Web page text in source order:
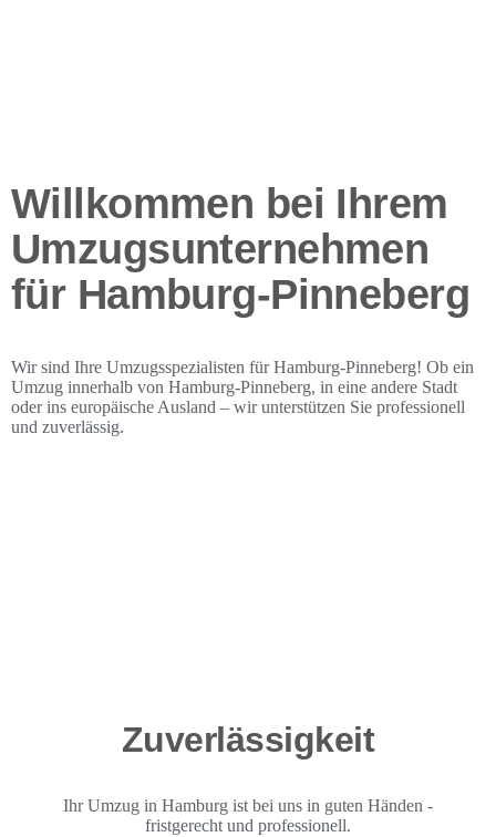
Willkommen bei Ihrem
Umzugsunternehmen
für Hamburg-Pinneberg
Wir sind Ihre Umzugsspezialisten für Hamburg-Pinneberg! Ob ein
Umzug innerhalb von Hamburg-Pinneberg, in eine andere Stadt
oder ins europäische Ausland – wir unterstützen Sie professionell
und zuverlässig.
Zuverlässigkeit
Ihr Umzug in Hamburg ist bei uns in guten Händen -
fristgerecht und professionell.